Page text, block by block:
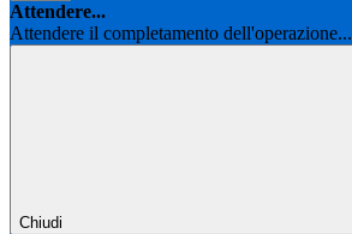
Attendere...
Attendere il completamento dell'operazione...
Chiudi